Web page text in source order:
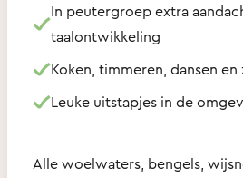
In peutergroep extra
taalontwikkeling
Koken, timmeren, dansen en
Leuke uitstapjes in de
Alle woelwaters, bengels,